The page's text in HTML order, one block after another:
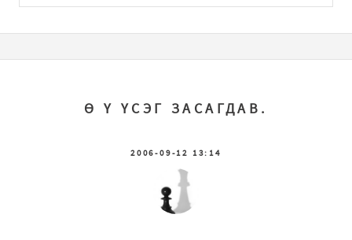
Ө Ү ҮСЭГ ЗАСАГДАВ.
2006-09-12 13:14